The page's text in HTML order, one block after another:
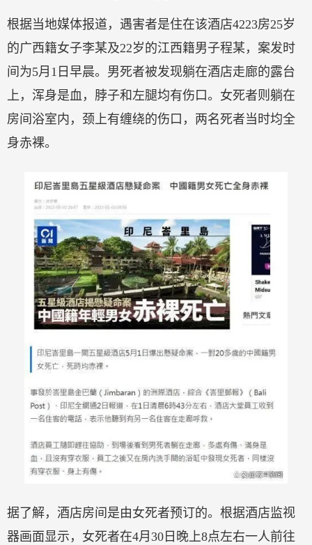
根据当地媒体报道，遇害者是住在该酒店4223房25岁
的广西籍女子李某及22岁的江西籍男子程某，案发时
间为5月1日早晨。男死者被发现躺在酒店走廊的露台
上，浑身是血，脖子和左腿均有伤口。女死者则躺在
房间浴室内，颈上有缠绕的伤口，两名死者当时均全
身赤裸。
据了解，酒店房间是由女死者预订的。根据酒店监视
器画面显示，女死者在4月30日晚上8点左右一人前往